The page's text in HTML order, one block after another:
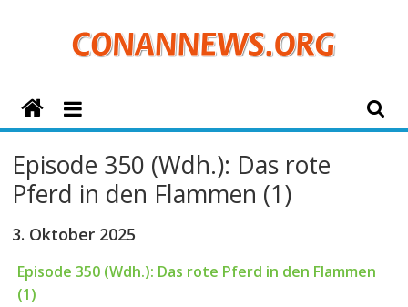
ConanNews.org
Conan
News
Episode 350 (Wdh.): Das rote
Pferd in den Flammen (1)
3. Oktober 2025
Episode 350 (Wdh.): Das rote Pferd in den Flammen
(1)